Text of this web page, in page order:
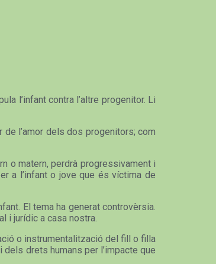
l’infant contra l’altre progenitor. Li
l’amor dels dos progenitors; com
o matern, perdrà progressivament i
a l’infant o jove que és víctima de
El tema ha generat controvèrsia.
i jurídic a casa nostra.
o instrumentalització del fill o filla
drets humans per l’impacte que